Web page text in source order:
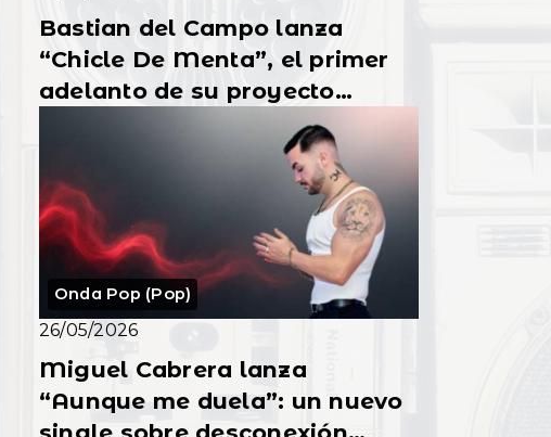
Bastian del Campo lanza
“Chicle De Menta”, el primer
adelanto de su proyecto
Onda Pop (Pop)
26/05/2026
Miguel Cabrera lanza
“Aunque me duela”: un nuevo